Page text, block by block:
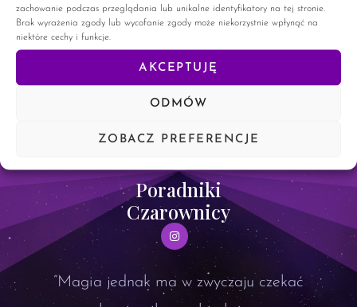
zachowanie podczas przeglądania lub unikalne identyfikatory na tej stronie.
Brak wyrażenia zgody lub wycofanie zgody może niekorzystnie wpłynąć na
niektóre cechy i funkcje.
AKCEPTUJĘ
ODMÓW
ZOBACZ PREFERENCJE
CZYTAJ WIĘCEJ »
Poradniki
Czarownicy
”Magia jednak ma w zwyczaju czekać